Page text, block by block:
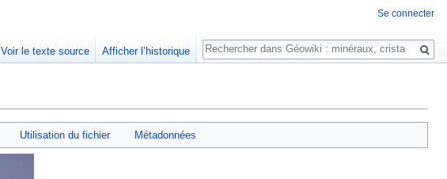
Utilisation du fichier Métadonnées
Se connecter
Voir le texte source Afficher l’historique
Rechercher